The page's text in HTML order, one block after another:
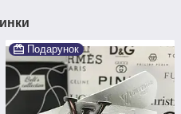
Подарунок